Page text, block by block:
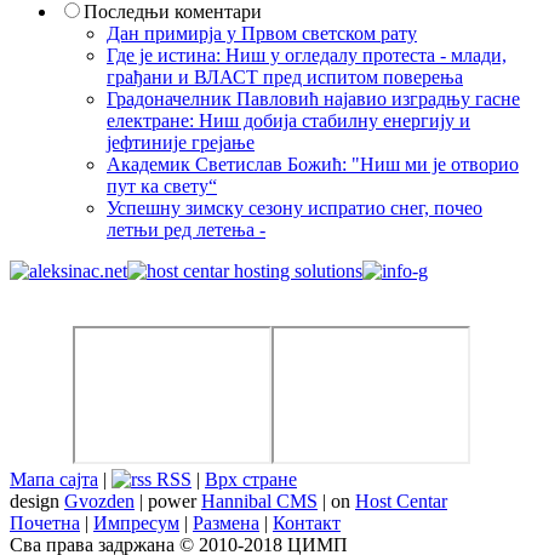
Последњи коментари
Дан примирја у Првом светском рату
Где је истина: Ниш у огледалу протеста - млади,
грађани и ВЛАСТ пред испитом поверења
Градоначелник Павловић најавио изградњу гасне
електране: Ниш добија стабилну енергију и
јефтиније грејање
Академик Светислав Божић: "Ниш ми је отворио
пут ка свету“
Успешну зимску сезону испратио снег, почео
летњи ред летења -
Мапа сајта RSS
Врх стране
design Gvozden | powerHannibal CMS | on Host Centar
Почетна
Импресум Размена
Контакт
Сва права задржана © 2010-2018 ЦИМП